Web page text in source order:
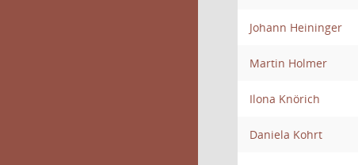
Johann Heininger
Martin Holmer
Ilona Knörich
Daniela Kohrt